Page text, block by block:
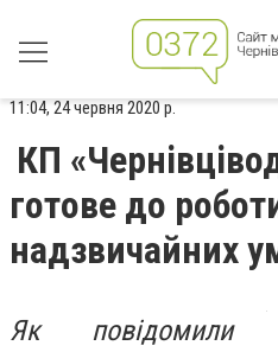
11:04, 24 червня 2020 р.
КП
готове до
надзвичайних
Як повідомили